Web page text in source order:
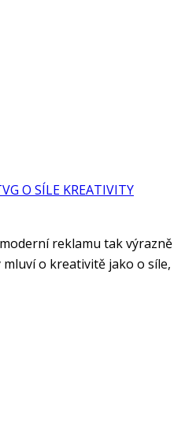
O SÍLE KREATIVITY
reklamu tak výrazně
o kreativitě jako o síle,